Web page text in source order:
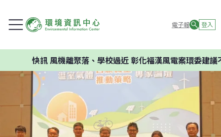
電子報 登入
風機離聚落、學校過近 彰化福漢風電案環委建議不應開